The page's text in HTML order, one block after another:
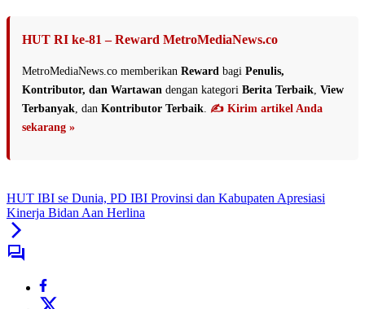
HUT RI ke-81 – Reward MetroMediaNews.co
MetroMediaNews.co memberikan Reward bagi Penulis,
Kontributor, dan Wartawan dengan kategori Berita Terbaik View
Terbanyak , dan Kontributor Terbaik ✍️ Kirim artikel Anda
sekarang »
HUT IBI se Dunia, PD IBI Provinsi dan Kabupaten Apresiasi
Kinerja Bidan Aan Herlina